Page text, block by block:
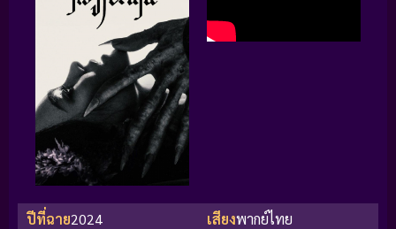
ปีที่ฉาย2024 เสียงพากย์ไทย